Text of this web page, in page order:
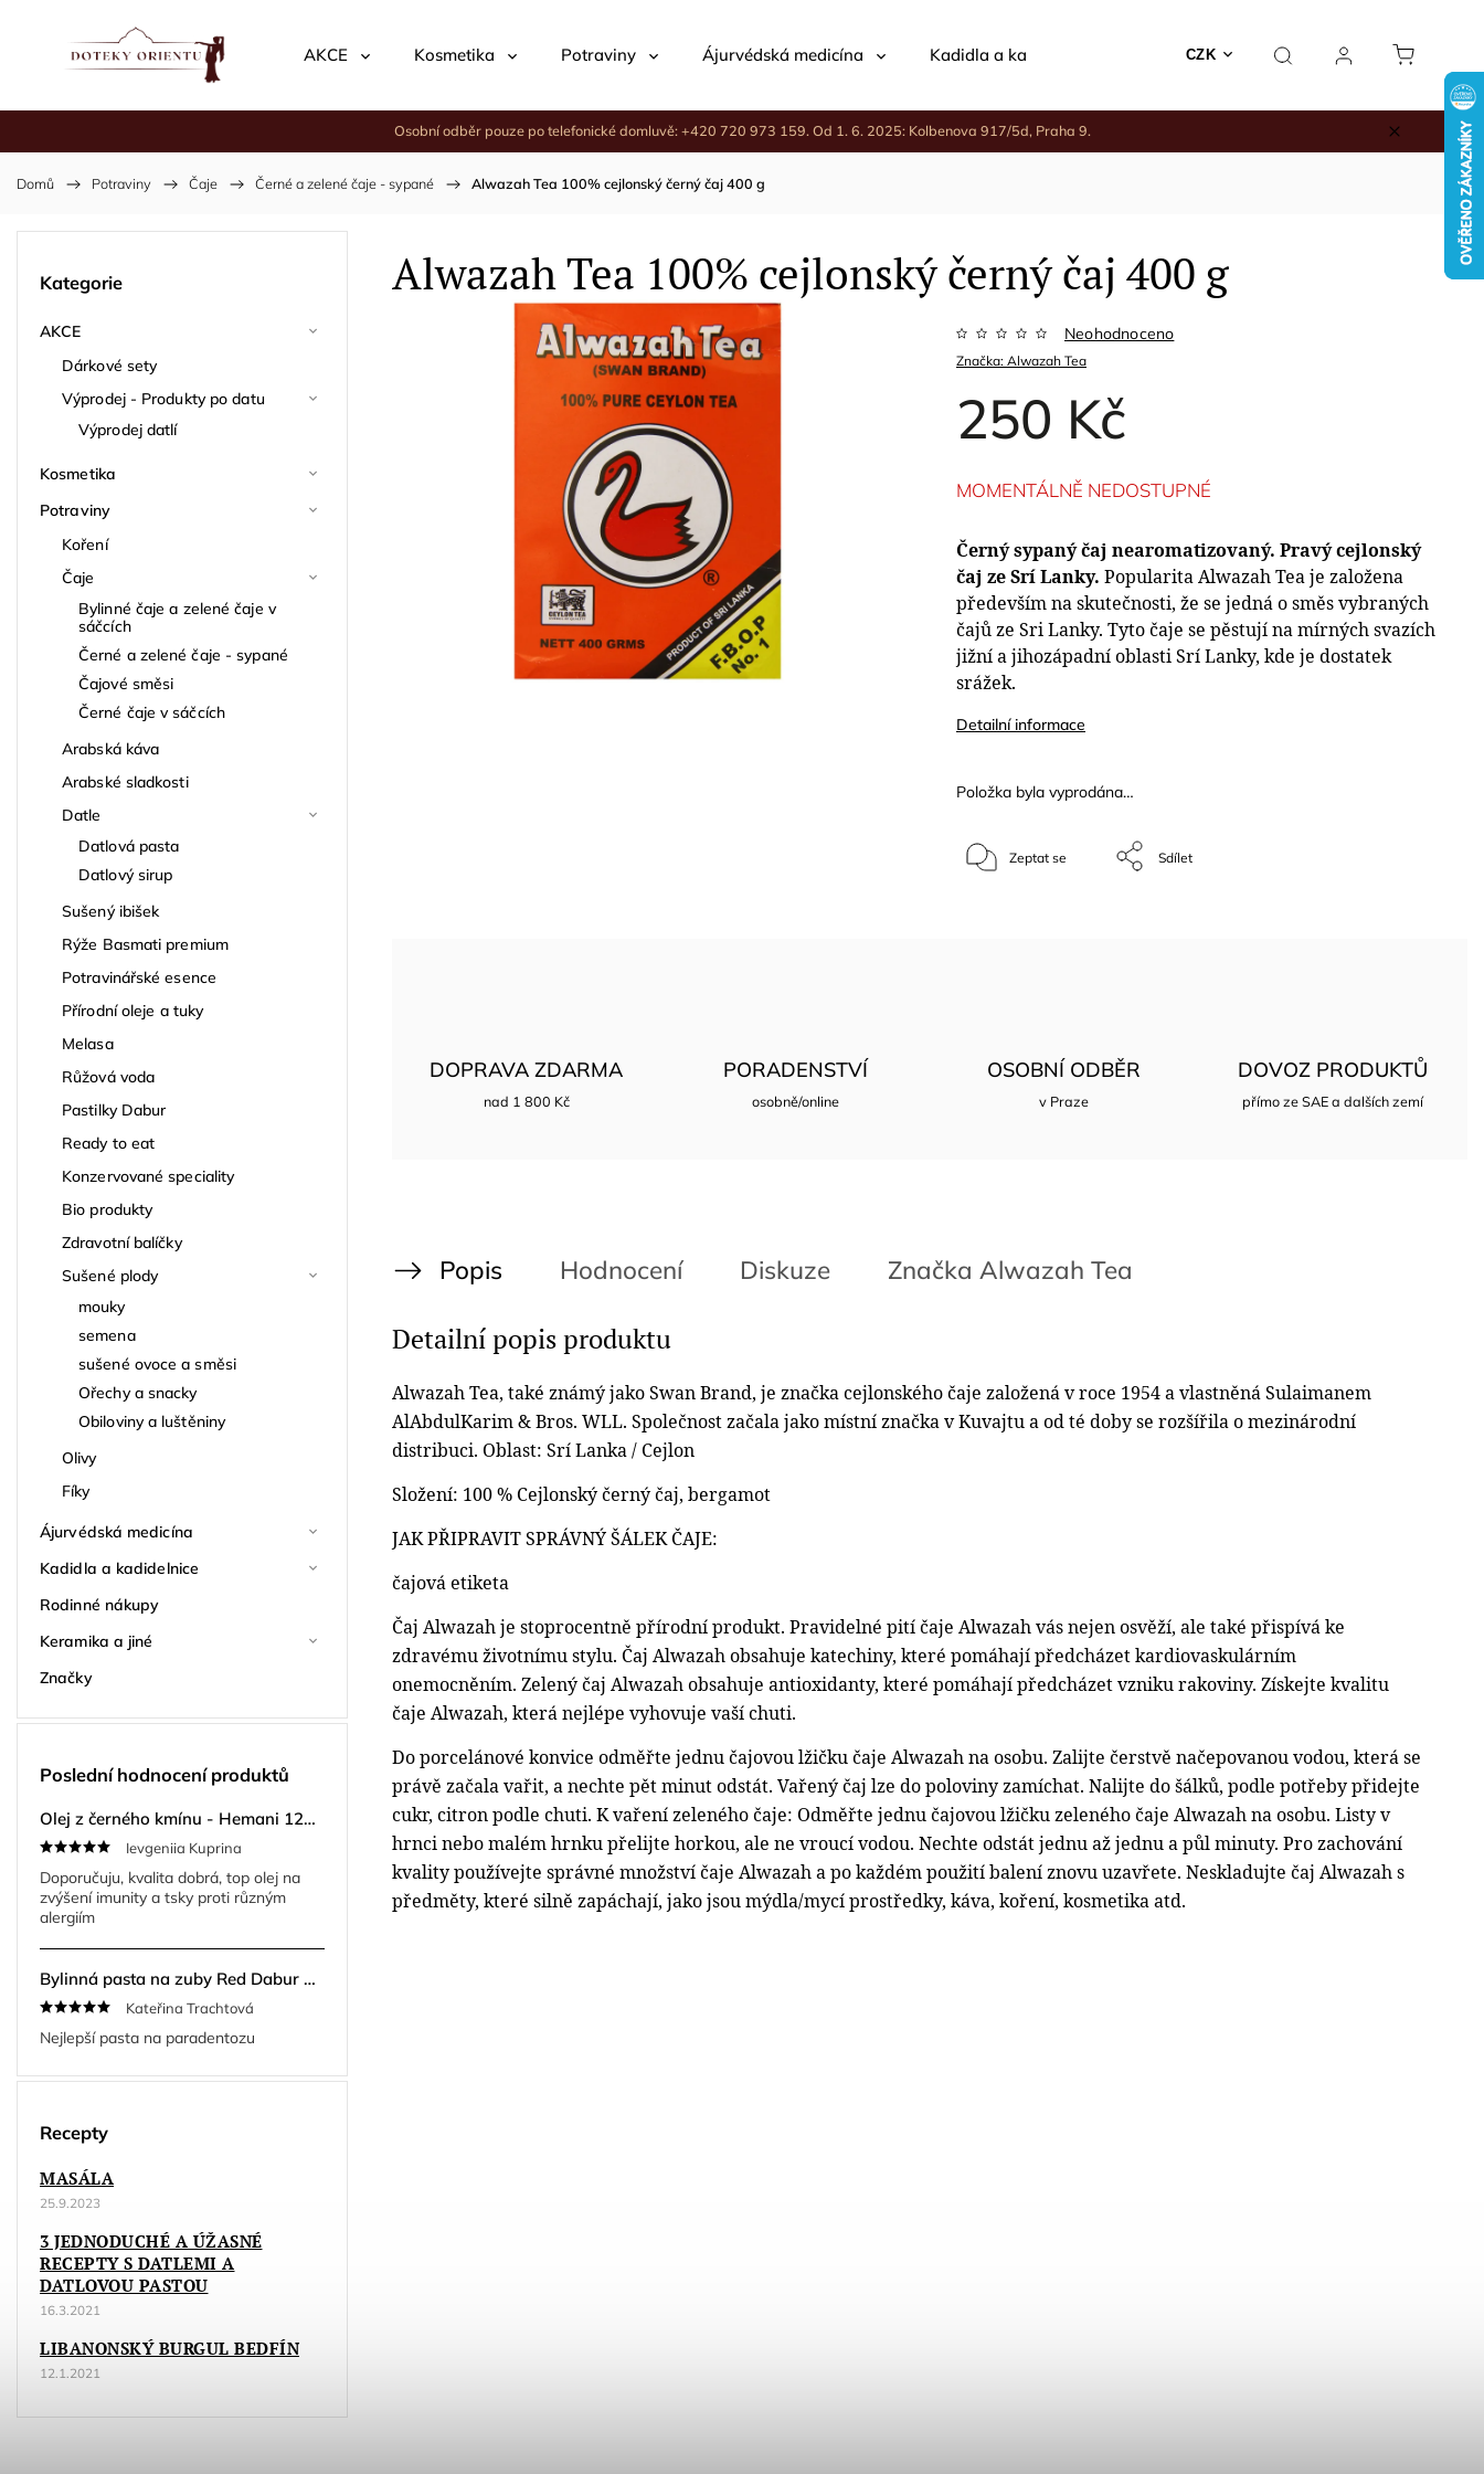
CZK
AKCE Kosmetika Potraviny Ájurvédská medicína Kadidla a kadidelnice Rodinné nákupy Keramika a jiné
Osobní odběr pouze po telefonické domluvě: +420 720 973 159. Od 1. 6. 2025: Kolbenova 917/5d, Praha 9.
Domů / Potraviny / Čaje / Černé a zelené čaje - sypané / Alwazah Tea 100% cejlonský černý čaj 400 g
Kategorie
AKCE
Dárkové sety
Výprodej - Produkty po datu
Výprodej datlí
Kosmetika
Potraviny
Koření
Čaje
Bylinné čaje a zelené čaje v
sáčcích
Černé a zelené čaje - sypané
Čajové směsi
Černé čaje v sáčcích
Arabská káva
Arabské sladkosti
Datle
Datlová pasta
Datlový sirup
Sušený ibišek
Rýže Basmati premium
Potravinářské esence
Přírodní oleje a tuky
Melasa
Růžová voda
Pastilky Dabur
Ready to eat
Konzervované speciality
Bio produkty
Zdravotní balíčky
Sušené plody
mouky
semena
sušené ovoce a směsi
Ořechy a snacky
Obiloviny a luštěniny
Olivy
Fíky
Ájurvédská medicína
Kadidla a kadidelnice
Rodinné nákupy
Keramika a jiné
Značky
Poslední hodnocení produktů
Olej z černého kmínu - Hemani 125ml
Ievgeniia Kuprina
Doporučuju, kvalita dobrá, top olej na
zvýšení imunity a tsky proti různým
alergiím
Bylinná pasta na zuby Red Dabur Herbal 200 g + kartáček ZDARMA
Kateřina Trachtová
Nejlepší pasta na paradentozu
Recepty
MASÁLA
25.9.2023
3 JEDNODUCHÉ A ÚŽASNÉ
RECEPTY S DATLEMI A
DATLOVOU PASTOU
16.3.2021
LIBANONSKÝ BURGUL BEDFÍN
12.1.2021
Alwazah Tea 100% cejlonský černý čaj 400 g
Značka: Alwazah Tea
Neohodnoceno
250 Kč
Černý sypaný čaj nearomatizovaný. Pravý cejlonský
čaj ze Srí Lanky. Popularita Alwazah Tea je založena
především na skutečnosti, že se jedná o směs vybraných
čajů ze Sri Lanky. Tyto čaje se pěstují na mírných svazích
jižní a jihozápadní oblasti Srí Lanky, kde je dostatek
srážek.
Detailní informace
Položka byla vyprodána…
MOMENTÁLNĚ NEDOSTUPNÉ
Zeptat se Sdílet
DOPRAVA ZDARMA
nad 1 800 Kč
PORADENSTVÍ
osobně/online
OSOBNÍ ODBĚR
v Praze
DOVOZ PRODUKTŮ
přímo ze SAE a dalších zemí
Popis Hodnocení Diskuze Značka Alwazah Tea
Detailní popis produktu
Alwazah Tea, také známý jako Swan Brand, je značka cejlonského čaje založená v roce 1954 a vlastněná Sulaimanem
AlAbdulKarim & Bros. WLL. Společnost začala jako místní značka v Kuvajtu a od té doby se rozšířila o mezinárodní
distribuci. Oblast: Srí Lanka / Cejlon
Složení: 100 % Cejlonský černý čaj, bergamot
JAK PŘIPRAVIT SPRÁVNÝ ŠÁLEK ČAJE:
čajová etiketa
Čaj Alwazah je stoprocentně přírodní produkt. Pravidelné pití čaje Alwazah vás nejen osvěží, ale také přispívá ke
zdravému životnímu stylu. Čaj Alwazah obsahuje katechiny, které pomáhají předcházet kardiovaskulárním
onemocněním. Zelený čaj Alwazah obsahuje antioxidanty, které pomáhají předcházet vzniku rakoviny. Získejte kvalitu
čaje Alwazah, která nejlépe vyhovuje vaší chuti.
Do porcelánové konvice odměřte jednu čajovou lžičku čaje Alwazah na osobu. Zalijte čerstvě načepovanou vodou, která se
právě začala vařit, a nechte pět minut odstát. Vařený čaj lze do poloviny zamíchat. Nalijte do šálků, podle potřeby přidejte
cukr, citron podle chuti. K vaření zeleného čaje: Odměřte jednu čajovou lžičku zeleného čaje Alwazah na osobu. Listy v
hrnci nebo malém hrnku přelijte horkou, ale ne vroucí vodou. Nechte odstát jednu až jednu a půl minuty. Pro zachování
kvality používejte správné množství čaje Alwazah a po každém použití balení znovu uzavřete. Neskladujte čaj Alwazah s
předměty, které silně zapáchají, jako jsou mýdla/mycí prostředky, káva, koření, kosmetika atd.